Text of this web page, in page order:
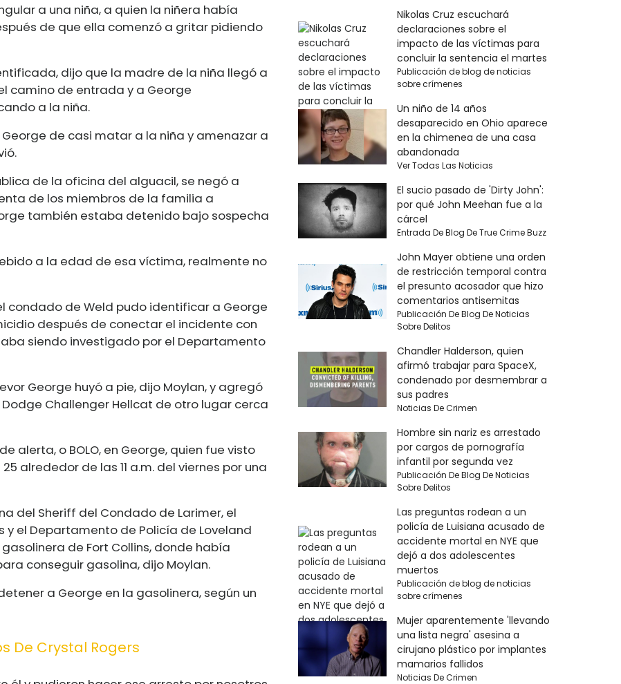
a una niña, a quien la niñera había
de que ella comenzó a gritar pidiendo
dijo que la madre de la niña llegó a
camino de entrada y a George
a la niña.
de casi matar a la niña y amenazar a
de la oficina del alguacil, se negó a
de los miembros de la familia a
también estaba detenido bajo sospecha
a la edad de esa víctima, realmente no
condado de Weld pudo identificar a George
después de conectar el incidente con
siendo investigado por el Departamento
George huyó a pie, dijo Moylan, y agregó
Challenger Hellcat de otro lugar cerca
alerta, o BOLO, en George, quien fue visto
alrededor de las 11 a.m. del viernes por una
del Sheriff del Condado de Larimer, el
el Departamento de Policía de Loveland
de Fort Collins, donde había
conseguir gasolina, dijo Moylan.
a George en la gasolinera, según un
De Crystal Rogers
Nikolas Cruz escuchará
declaraciones sobre el
impacto de las víctimas para
concluir la sentencia el martes
Publicación de blog de noticias
sobre crímenes
Un niño de 14 años
desaparecido en Ohio aparece
en la chimenea de una casa
abandonada
Ver Todas Las Noticias
El sucio pasado de 'Dirty John':
por qué John Meehan fue a la
cárcel
Entrada De Blog De True Crime Buzz
John Mayer obtiene una orden
de restricción temporal contra
el presunto acosador que hizo
comentarios antisemitas
Publicación De Blog De Noticias
Sobre Delitos
Chandler Halderson, quien
afirmó trabajar para SpaceX,
condenado por desmembrar a
sus padres
Noticias De Crimen
Hombre sin nariz es arrestado
por cargos de pornografía
infantil por segunda vez
Publicación De Blog De Noticias
Sobre Delitos
Las preguntas rodean a un
policía de Luisiana acusado de
accidente mortal en NYE que
dejó a dos adolescentes
muertos
Publicación de blog de noticias
sobre crímenes
Mujer aparentemente 'llevando
una lista negra' asesina a
cirujano plástico por implantes
mamarios fallidos
Noticias De Crimen